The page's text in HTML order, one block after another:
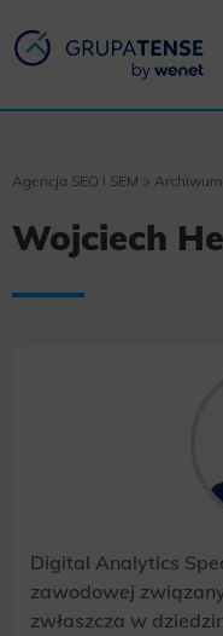
Agencja SEO i SEM >
Wojciech
Digital Analytics
zawodowej
zwłaszcza w